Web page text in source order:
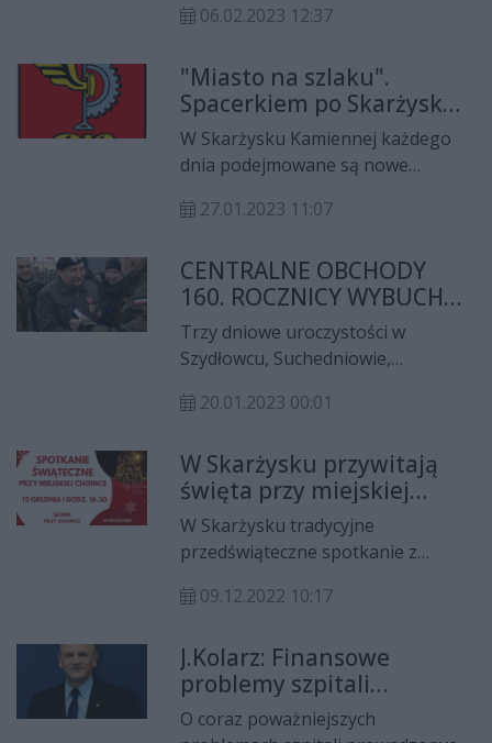
zatrzymał się do kontroli drogowej.
użycia broni.
06.02.2023 12:37
"Miasto na szlaku".
Spacerkiem po Skarżysku
Kamiennej
W Skarżysku Kamiennej każdego
dnia podejmowane są nowe
rozdysponowywane
podglądamy co ciekawego
wydarzyło się w Mieście, co nowego
powstało i co jest w planach w
ramach naszej cyklicznej audycji
,,Miasto na szlaku"
przygotowywanej w partnerstwie z
Kamienna.
27.01.2023 11:07
CENTRALNE OBCHODY
160. ROCZNICY WYBUCHU
POWSTANIA
STYCZNIOWEGO
Trzy dniowe uroczystości w
Szydłowcu, Suchedniowie,
MARSZ SZLAKIEM POWSTAŃCÓW
BODZENTYN.
20.01.2023 00:01
W Skarżysku przywitają
święta przy miejskiej
choince
W Skarżysku tradycyjne
przedświąteczne spotkanie z
miejskiej choince.
09.12.2022 10:17
J.Kolarz: Finansowe
problemy szpitali
powiatowych zaważą na
O coraz poważniejszych